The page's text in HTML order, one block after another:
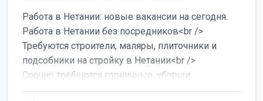
Работа в Нетании: новые вакансии на сегодня.
Работа в Нетании без посредников<br />
Требуются строители, маляры, плиточники и
подсобники на стройку в Нетании<br />
Срочно требуются горничные, уборщи...